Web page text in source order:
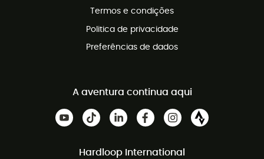
Termos e condições
Politica de privacidade
Preferências de dados
A aventura continua aqui
Hardloop International